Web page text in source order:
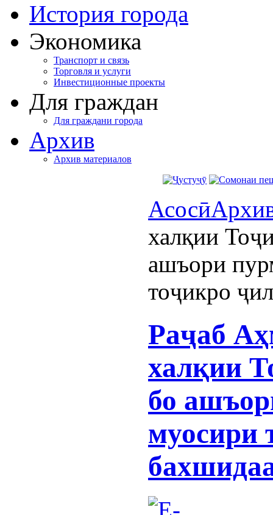
История города
Экономика
Транспорт и связь
Торговля и услуги
Инвестиционные проекты
Для граждан
Для граждани города
Архив
Архив материалов
Асосӣ
халқии
ашъори
тоҷикро
Раҷаб
халқии
бо
муосири